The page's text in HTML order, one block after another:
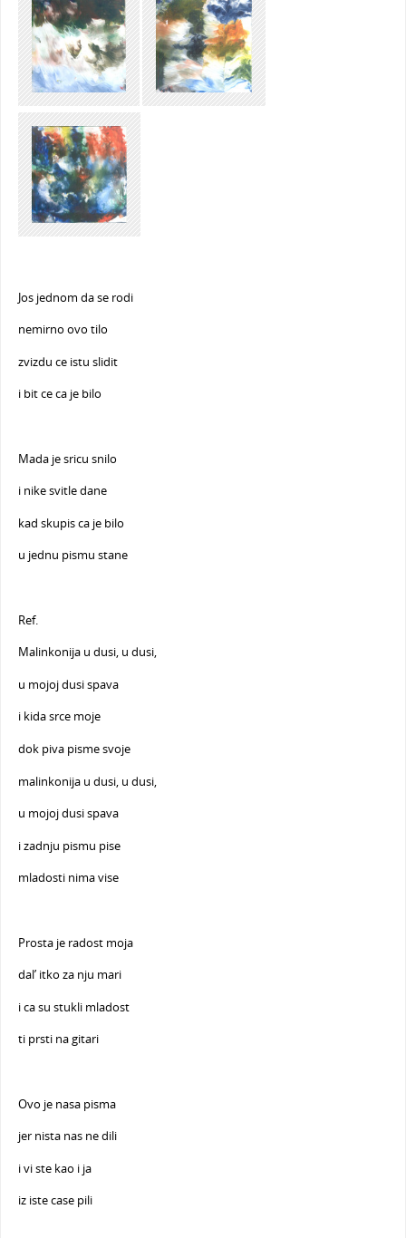
Jos jednom da se rodi
nemirno ovo tilo
zvizdu ce istu slidit
i bit ce ca je bilo
Mada je sricu snilo
i nike svitle dane
kad skupis ca je bilo
u jednu pismu stane
Ref.
Malinkonija u dusi, u dusi,
u mojoj dusi spava
i kida srce moje
dok piva pisme svoje
malinkonija u dusi, u dusi,
u mojoj dusi spava
i zadnju pismu pise
mladosti nima vise
Prosta je radost moja
dal’ itko za nju mari
i ca su stukli mladost
ti prsti na gitari
Ovo je nasa pisma
jer nista nas ne dili
i vi ste kao i ja
iz iste case pili